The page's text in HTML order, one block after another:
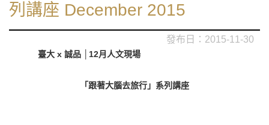
列講座 December 2015
2015-11-30
臺大 x 誠品 │12月人文現場
「跟著大腦去旅行」系列講座